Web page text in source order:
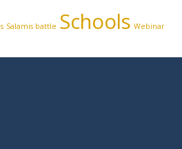
Salamis battle Schools Webinar